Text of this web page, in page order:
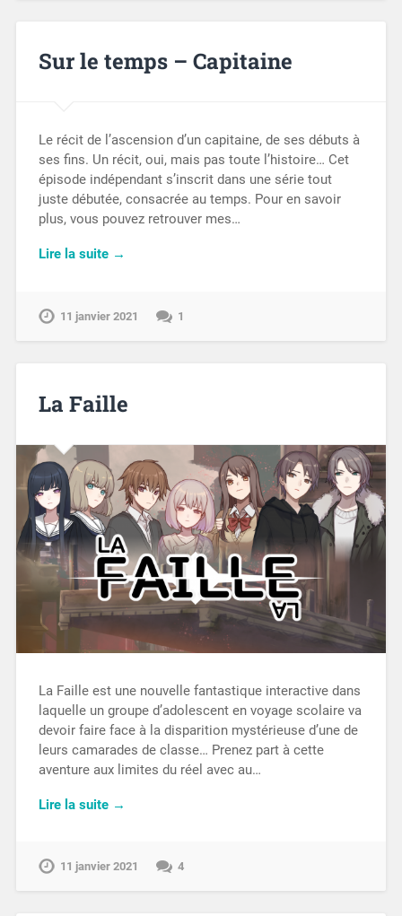
Sur le temps – Capitaine
Le récit de l’ascension d’un capitaine, de ses débuts à
ses fins. Un récit, oui, mais pas toute l’histoire… Cet
épisode indépendant s’inscrit dans une série tout
juste débutée, consacrée au temps. Pour en savoir
plus, vous pouvez retrouver mes…
Lire la suite →
11 janvier 2021 1
La Faille
La Faille est une nouvelle fantastique interactive dans
laquelle un groupe d’adolescent en voyage scolaire va
devoir faire face à la disparition mystérieuse d’une de
leurs camarades de classe… Prenez part à cette
aventure aux limites du réel avec au…
Lire la suite →
11 janvier 2021 4